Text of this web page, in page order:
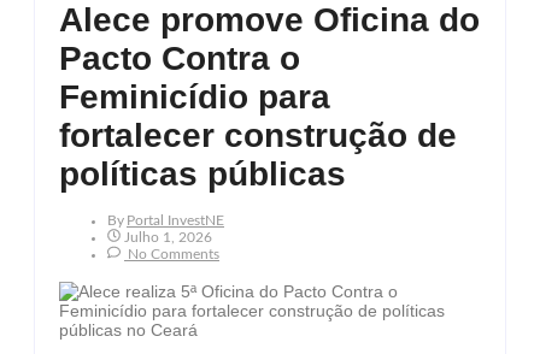
Alece promove Oficina do
Pacto Contra o
Feminicídio para
fortalecer construção de
políticas públicas
By Portal InvestNE
Julho 1, 2026
No Comments